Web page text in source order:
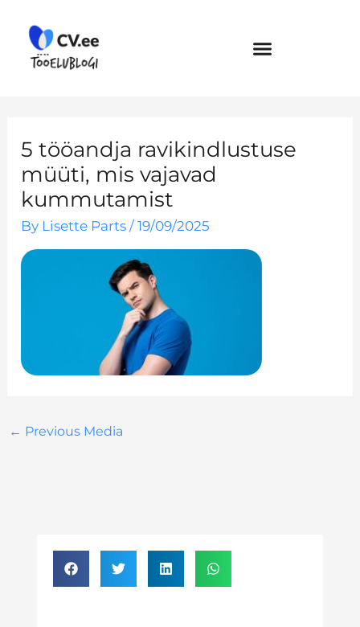
content
5 tööandja ravikindlustuse
müüti, mis vajavad
kummutamist
By Lisette Parts/19/09/2025
← Previous Media